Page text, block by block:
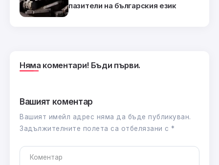
пазители на българския език
Няма коментари! Бъди първи.
Вашият коментар
Вашият имейл адрес няма да бъде публикуван.
Задължителните полета са отбелязани с *